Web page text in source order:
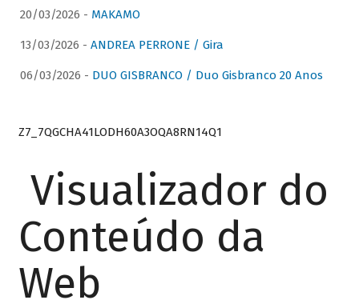
20/03/2026 - MAKAMO
13/03/2026 - ANDREA PERRONE / Gira
06/03/2026 - DUO GISBRANCO / Duo Gisbranco 20 Anos
Z7_7QGCHA41LODH60A3OQA8RN14Q1
Visualizador do
Conteúdo da
Web